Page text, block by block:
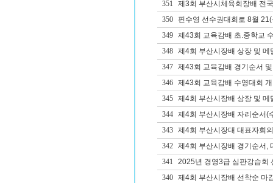
351
제3회 부산시체육회장배 전
350
핀수영 선수권대회로 8월
349
제43회 교육감배 초.중학교
348
제4회 부산시장배 상장 및 메
347
제43회 교육감배 경기순서
346
제43회 교육감배 수영대회
345
제4회 부산시장배 상장 및 메
344
제4회 부산시장배 자리순서(
343
제4회 부산시장대 대표자회
342
제4회 부산시장배 경기순서,
341
2025년 경영3급 심판강습회
340
제4회 부산시장배 선착순 마